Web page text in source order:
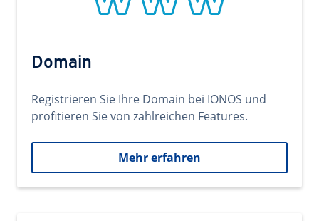
Domain
Registrieren Sie Ihre Domain bei IONOS und
profitieren Sie von zahlreichen Features.
Mehr erfahren